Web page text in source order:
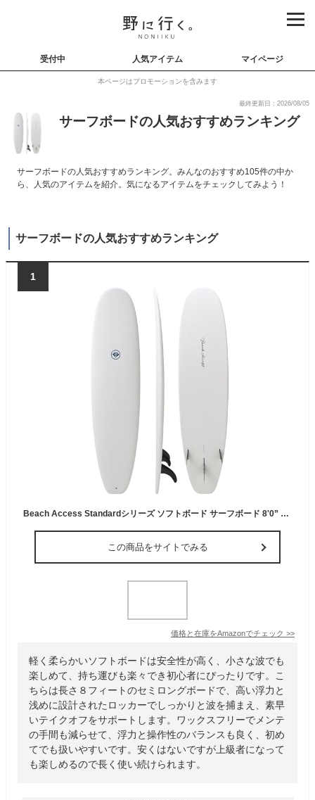
受付中 人気アイテム マイページ
本ページはプロモーションを含みます
最終更新日：2026/08/05
サーフボードの人気おすすめランキング
サーフボードの人気おすすめランキング。みんなのおすすめ105件の中か
ら、人気のアイテムを紹介。気になるアイテムをチェックしてみよう！
サーフボードの人気おすすめランキング
1
Beach Access Standardシリーズ ソフトボード サーフボード 8'0” ミニロング スカッシュテール ホワイト (スポンジボード ソフトサーフボード ロングボード)
この商品をサイトでみる
価格と在庫をAmazonでチェック >>
軽く柔らかいソフトボードは安全性が高く、小さな波でも
楽しめて、持ち運びも楽々でき初心者にぴったりです。こ
ちらは長さ８フィートのセミロングボードで、高い浮力と
浅めに設計されたロッカーでしっかりと波を捕まえ、素早
いテイクオフをサポートします。ワックスフリーでメンテ
の手間も減らせて、浮力と操作性のバランスも良く、初め
てでも扱いやすいです。安くはないですが上級者になって
も楽しめるので長く使い続けられます。